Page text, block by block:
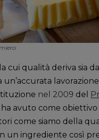
cui qualità deriva sia
un’accurata
nel 2009 del
avuto come
come siamo della
un ingrediente così